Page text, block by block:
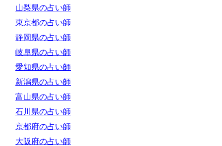
山梨県の占い師
東京都の占い師
静岡県の占い師
岐阜県の占い師
愛知県の占い師
新潟県の占い師
富山県の占い師
石川県の占い師
京都府の占い師
大阪府の占い師